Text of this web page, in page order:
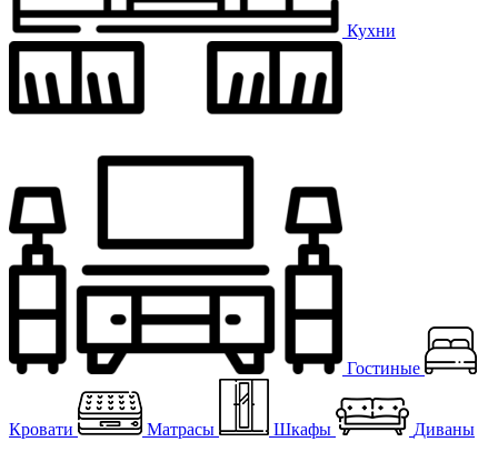
Кухни
Гостиные
Кровати Матрасы Шкафы Диваны